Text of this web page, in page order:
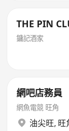
THE PIN
鏞記酒家
網吧店務員
網魚電競 旺角
油尖旺, 旺